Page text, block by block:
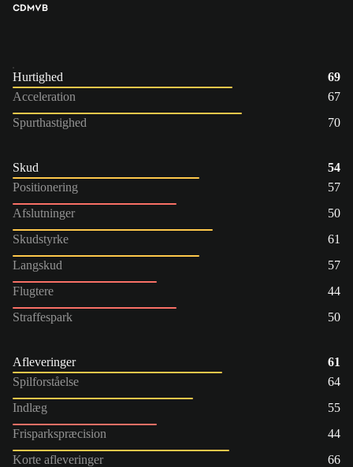
CDMVB
Hurtighed
69
Acceleration
67
Spurthastighed
70
Skud
54
Positionering
57
Afslutninger
50
Skudstyrke
61
Langskud
57
Flugtere
44
Straffespark
50
Afleveringer
61
Spilforståelse
64
Indlæg
55
Frisparkspræcision
44
Korte afleveringer
66